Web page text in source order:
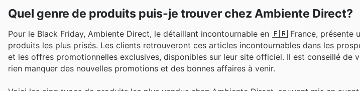
Quel genre de produits puis-je trouver chez Ambiente Direct?
Pour le Black Friday, Ambiente Direct, le détaillant incontournable en 🇫🇷 France, présente
produits les plus prisés. Les clients retrouveront ces articles incontournables dans les
et les offres promotionnelles exclusives, disponibles sur leur site officiel. Il est conseillé de
rien manquer des nouvelles promotions et des bonnes affaires à venir.